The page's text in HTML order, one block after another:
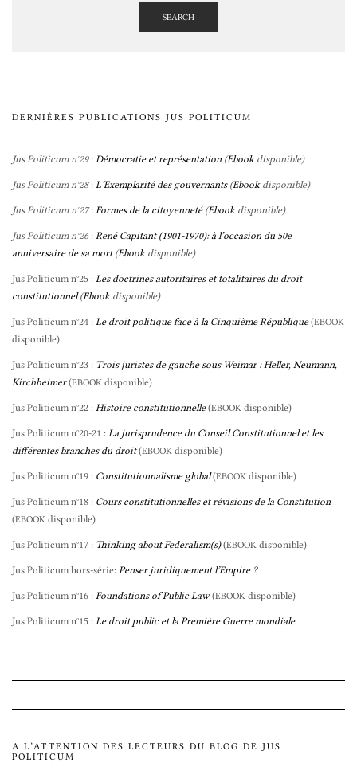
SEARCH
DERNIÈRES PUBLICATIONS JUS POLITICUM
Jus Politicum n°29: Démocratie et représentation (Ebookdisponible)
Jus Politicum n°28: L’Exemplarité des gouvernants(Ebookdisponible)
Jus Politicum n°27: Formes de la citoyenneté(Ebookdisponible)
Jus Politicum n°26: René Capitant (1901-1970): à l’occasion du 50e
anniversaire de sa mort(Ebookdisponible)
Jus Politicum n°25 : Les doctrines autoritaires et totalitaires du droit
constitutionnel(Ebookdisponible)
Jus Politicum n°24 : Le droit politique face à la Cinquième République (EBOOK
disponible)
Jus Politicum n°23 : Trois juristes de gauche sous Weimar : Heller, Neumann,
Kirchheimer (EBOOK disponible)
Jus Politicum n°22 : Histoire constitutionnelle (EBOOK disponible)
Jus Politicum n°20-21 : La jurisprudence du Conseil Constitutionnel et les
différentes branches du droit (EBOOK disponible)
Jus Politicum n°19 : Constitutionnalisme global (EBOOK disponible)
Jus Politicum n°18 : Cours constitutionnelles et révisions de la Constitution
(EBOOK disponible)
Jus Politicum n°17 : Thinking about Federalism(s) (EBOOK disponible)
Jus Politicum hors-série: Penser juridiquement l’Empire ?
Jus Politicum n°16 : Foundations of Public Law (EBOOK disponible)
Jus Politicum n°15 : Le droit public et la Première Guerre mondiale
A L’ATTENTION DES LECTEURS DU BLOG DE JUS
POLITICUM